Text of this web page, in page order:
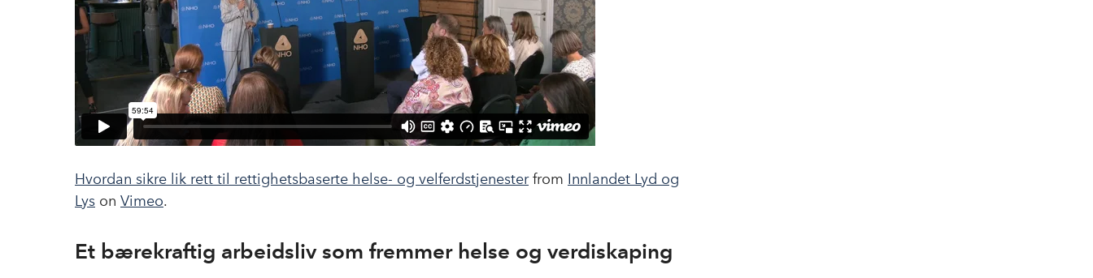
Hvordan sikre lik rett til rettighetsbaserte helse- og velferdstjenesterfrom Innlandet Lyd og
Lys on Vimeo.
Et bærekraftig arbeidsliv som fremmer helse og verdiskaping